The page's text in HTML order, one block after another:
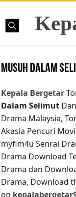
Musuh Dalam
Kepala Bergetar
Dalam Selimut
Drama Malaysia,
Akasia Pencuri
myflm4u Senrai
Drama Download
Drama dan
Drama, Download
on